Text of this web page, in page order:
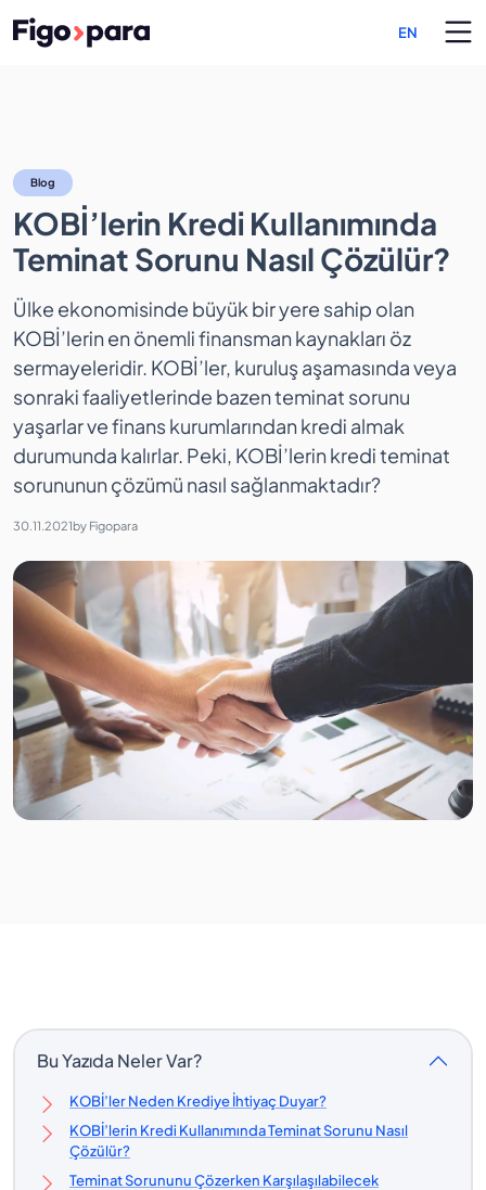
EN
Blog
KOBİ’lerin Kredi Kullanımında
Teminat Sorunu Nasıl Çözülür?
Ülke ekonomisinde büyük bir yere sahip olan
KOBİ’lerin en önemli finansman kaynakları öz
sermayeleridir. KOBİ’ler, kuruluş aşamasında veya
sonraki faaliyetlerinde bazen teminat sorunu
yaşarlar ve finans kurumlarından kredi almak
durumunda kalırlar. Peki, KOBİ’lerin kredi teminat
sorununun çözümü nasıl sağlanmaktadır?
30.11.2021by Figopara
Bu Yazıda Neler Var?
KOBİ’ler Neden Krediye İhtiyaç Duyar?
KOBİ’lerin Kredi Kullanımında Teminat Sorunu Nasıl
Çözülür?
Teminat Sorununu Çözerken Karşılaşılabilecek